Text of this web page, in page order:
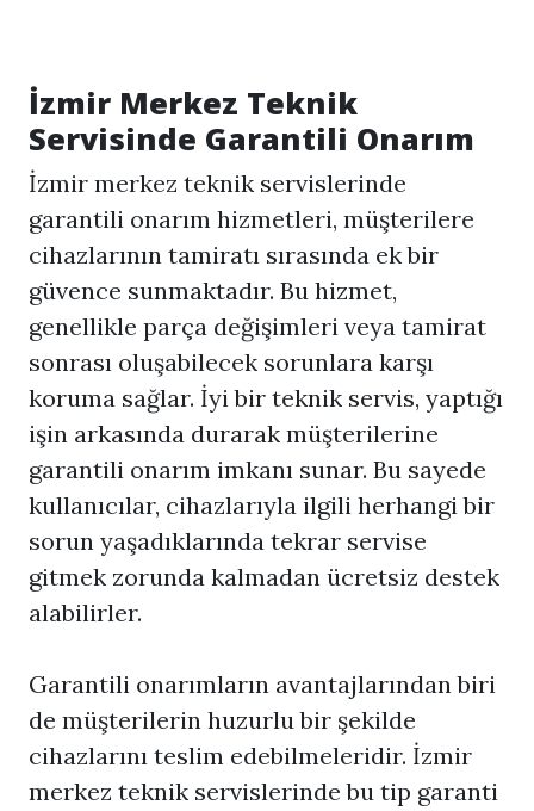
İzmir Merkez Teknik
Servisinde Garantili Onarım
İzmir merkez teknik servislerinde
garantili onarım hizmetleri, müşterilere
cihazlarının tamiratı sırasında ek bir
güvence sunmaktadır. Bu hizmet,
genellikle parça değişimleri veya tamirat
sonrası oluşabilecek sorunlara karşı
koruma sağlar. İyi bir teknik servis, yaptığı
işin arkasında durarak müşterilerine
garantili onarım imkanı sunar. Bu sayede
kullanıcılar, cihazlarıyla ilgili herhangi bir
sorun yaşadıklarında tekrar servise
gitmek zorunda kalmadan ücretsiz destek
alabilirler.
Garantili onarımların avantajlarından biri
de müşterilerin huzurlu bir şekilde
cihazlarını teslim edebilmeleridir. İzmir
merkez teknik servislerinde bu tip garanti